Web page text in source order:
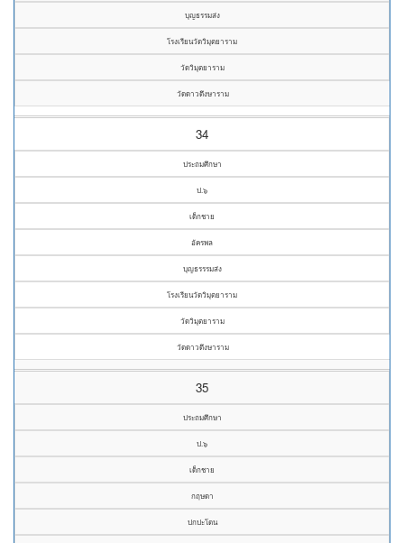
บุญธรรมส่ง
โรงเรียนวัดวิมุตยาราม
วัดวิมุตยาราม
วัดดาวดึงษาราม
34
ประถมศึกษา
ป.๖
เด็กชาย
อัครพล
บุญธรรรมส่ง
โรงเรียนวัดวิมุตยาราม
วัดวิมุตยาราม
วัดดาวดึงษาราม
35
ประถมศึกษา
ป.๖
เด็กชาย
กฤษดา
ปกปะโดน